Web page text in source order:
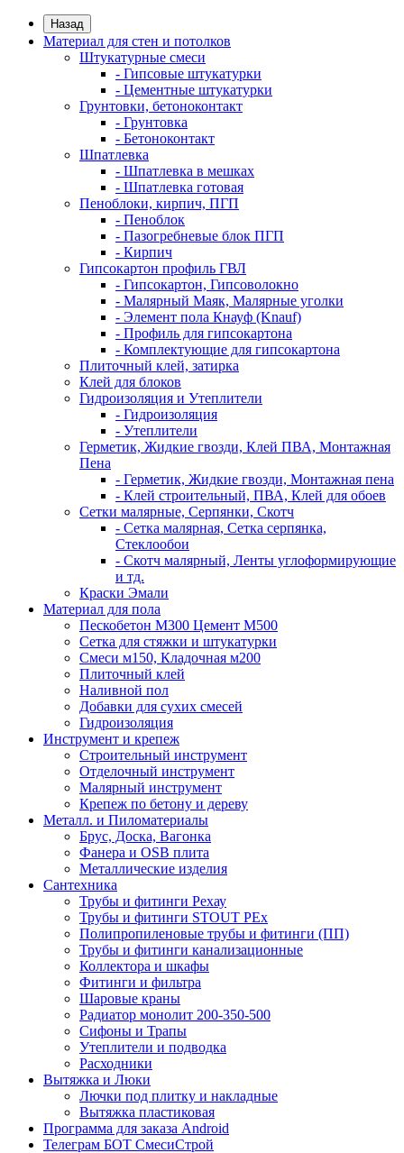
Назад
Материал для стен и потолков
Штукатурные смеси
- Гипсовые штукатурки
- Цементные штукатурки
Грунтовки, бетоноконтакт
- Грунтовка
- Бетоноконтакт
Шпатлевка
- Шпатлевка в мешках
- Шпатлевка готовая
Пеноблоки, кирпич, ПГП
- Пеноблок
- Пазогребневые блок ПГП
- Кирпич
Гипсокартон профиль ГВЛ
- Гипсокартон, Гипсоволокно
- Малярный Маяк, Малярные уголки
- Элемент пола Кнауф (Knauf)
- Профиль для гипсокартона
- Комплектующие для гипсокартона
Плиточный клей, затирка
Клей для блоков
Гидроизоляция и Утеплители
- Гидроизоляция
- Утеплители
Герметик, Жидкие гвозди, Клей ПВА, Монтажная
Пена
- Герметик, Жидкие гвозди, Монтажная пена
- Клей строительный, ПВА, Клей для обоев
Сетки малярные, Серпянки, Скотч
- Сетка малярная, Сетка серпянка,
Стеклообои
- Скотч малярный, Ленты углоформирующие
и тд.
Краски Эмали
Материал для пола
Пескобетон М300 Цемент М500
Сетка для стяжки и штукатурки
Смеси м150, Кладочная м200
Плиточный клей
Наливной пол
Добавки для сухих смесей
Гидроизоляция
Инструмент и крепеж
Строительный инструмент
Отделочный инструмент
Малярный инструмент
Крепеж по бетону и дереву
Металл. и Пиломатериалы
Брус, Доска, Вагонка
Фанера и OSB плита
Металлические изделия
Сантехника
Трубы и фитинги Рехау
Трубы и фитинги STOUT PEx
Полипропиленовые трубы и фитинги (ПП)
Трубы и фитинги канализационные
Коллектора и шкафы
Фитинги и фильтра
Шаровые краны
Радиатор монолит 200-350-500
Сифоны и Трапы
Утеплители и подводка
Расходники
Вытяжка и Люки
Лючки под плитку и накладные
Вытяжка пластиковая
Программа для заказа Android
Телеграм БОТ СмесиСтрой